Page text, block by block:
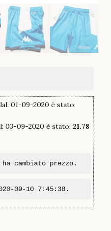
01-09-2020 è stato:
03-09-2020 è stato: 21.78
cambiato prezzo.
09-10 7:45:38.